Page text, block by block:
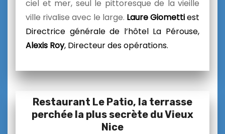
ciel et mer, seul le pittoresque de la vieille
ville rivalise avec le large. Laure Giomettiest
Directrice générale de l’hôtel La Pérouse,
Alexis Roy, Directeur des opérations.
Restaurant Le Patio, la terrasse
perchée la plus secrète du Vieux
Nice